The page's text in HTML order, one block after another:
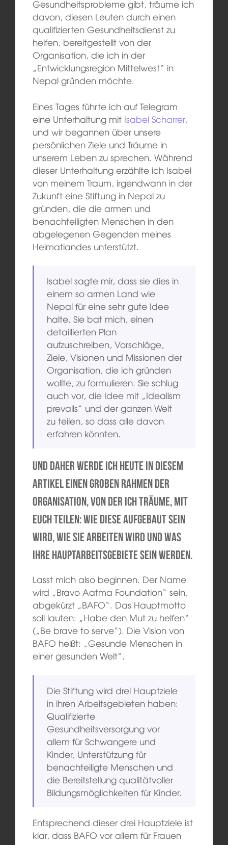
Gesundheitsprobleme gibt, träume ich
davon, diesen Leuten durch einen
qualifizierten Gesundheitsdienst zu
helfen, bereitgestellt von der
Organisation, die ich in der
„Entwicklungsregion Mittelwest“ in
Nepal gründen möchte.
Eines Tages führte ich auf Telegram
eine Unterhaltung mit Isabel Scharrer,
und wir begannen über unsere
persönlichen Ziele und Träume in
unserem Leben zu sprechen. Während
dieser Unterhaltung erzählte ich Isabel
von meinem Traum, irgendwann in der
Zukunft eine Stiftung in Nepal zu
gründen, die die armen und
benachteiligten Menschen in den
abgelegenen Gegenden meines
Heimatlandes unterstützt.
Isabel sagte mir, dass sie dies in
einem so armen Land wie
Nepal für eine sehr gute Idee
halte. Sie bat mich, einen
detaillierten Plan
aufzuschreiben, Vorschläge,
Ziele, Visionen und Missionen der
Organisation, die ich gründen
wollte, zu formulieren. Sie schlug
auch vor, die Idee mit „Idealism
prevails“ und der ganzen Welt
zu teilen, so dass alle davon
erfahren könnten.
Und daher werde ich heute in diesem
Artikel einen groben Rahmen der
Organisation, von der ich träume, mit
euch teilen: Wie diese aufgebaut sein
wird, wie sie arbeiten wird und was
ihre Hauptarbeitsgebiete sein werden.
Lasst mich also beginnen. Der Name
wird „Bravo Aatma Foundation“ sein,
abgekürzt „BAFO“. Das Hauptmotto
soll lauten: „Habe den Mut zu helfen“
(„Be brave to serve“). Die Vision von
BAFO heißt: „Gesunde Menschen in
einer gesunden Welt“.
Die Stiftung wird drei Hauptziele
in ihren Arbeitsgebieten haben:
Qualifizierte
Gesundheitsversorgung vor
allem für Schwangere und
Kinder, Unterstützung für
benachteiligte Menschen und
die Bereitstellung qualitätvoller
Bildungsmöglichkeiten für Kinder.
Entsprechend dieser drei Hauptziele ist
klar, dass BAFO vor allem für Frauen